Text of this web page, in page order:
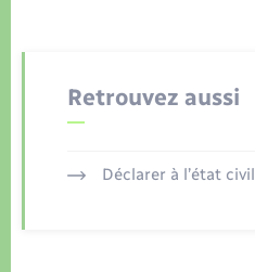
Retrouvez aussi
Déclarer à l’état civil